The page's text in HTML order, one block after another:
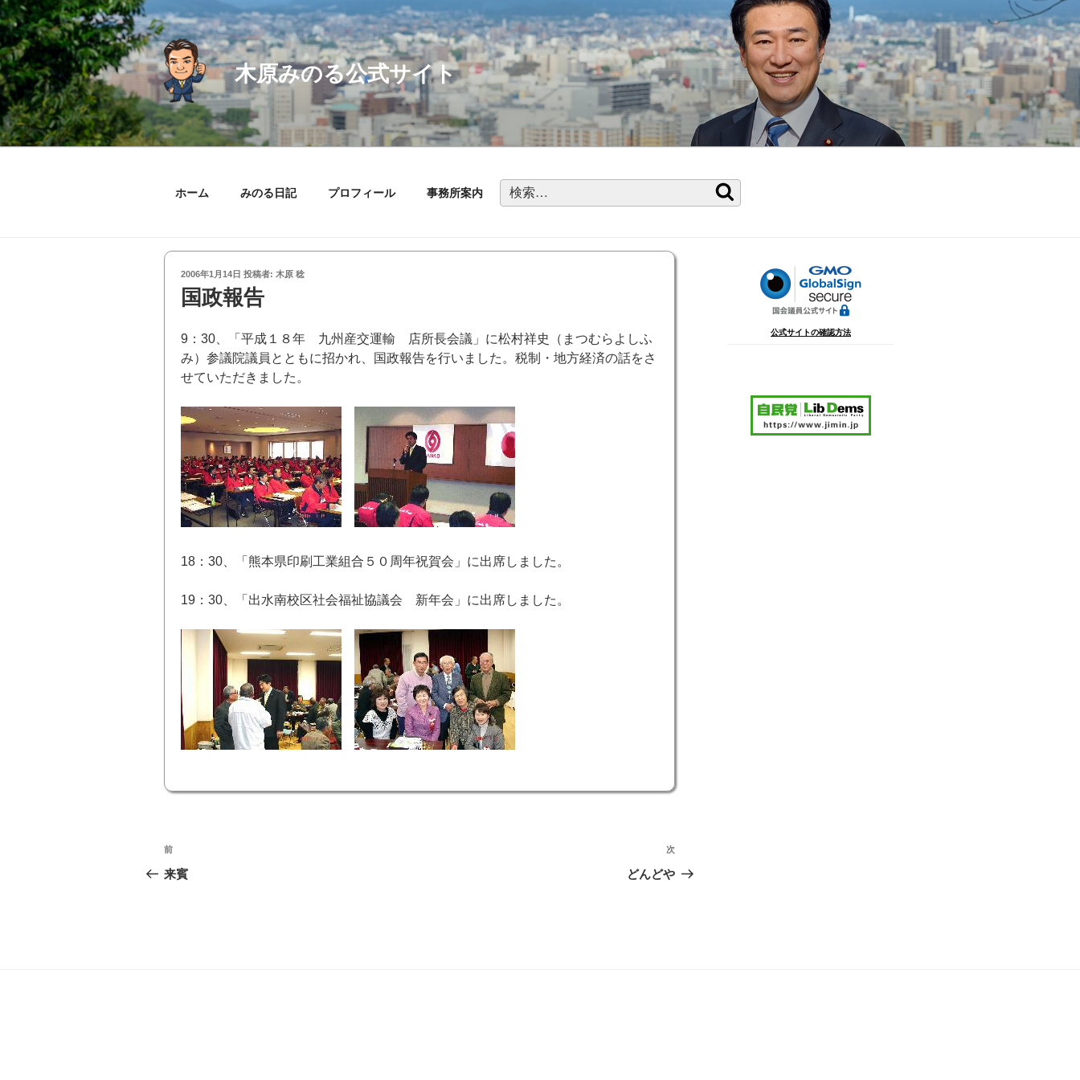
コ
ン
テ
ン
ツ
へ
ス
キ
木原みのる公式サイト
ホーム みのる日記 プロフィール 事務所案内
検
索:
索
投
稿
日:
2006年1月14日 投稿者: 木原 稔
国政報告
9：30、「平成１８年 九州産交運輸 店所長会議」に松村祥史（まつむらよしふ
み）参議院議員とともに招かれ、国政報告を行いました。税制・地方経済の話をさ
せていただきました。
18：30、「熊本県印刷工業組合５０周年祝賀会」に出席しました。
19：30、「出水南校区社会福祉協議会 新年会」に出席しました。
投
稿
前
の
前
来賓
次
の
次
どんどや
公式サイトの確認方法